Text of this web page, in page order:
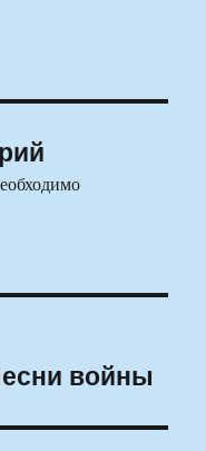
войны